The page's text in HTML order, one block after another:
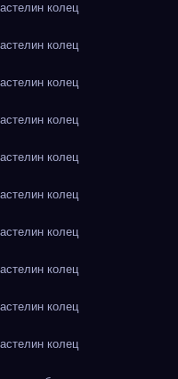
колец
колец
колец
колец
колец
колец
колец
колец
колец
колец